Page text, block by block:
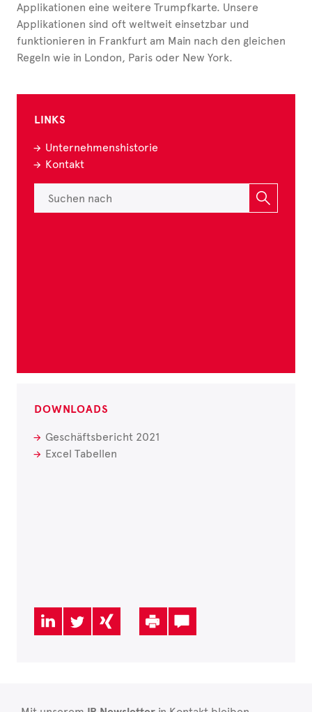
Applikationen eine weitere Trumpfkarte. Unsere
Applikationen sind oft weltweit einsetzbar und
funktionieren in Frankfurt am Main nach den gleichen
Regeln wie in London, Paris oder New York.
LINKS
Unternehmenshistorie
Kontakt
DOWNLOADS
Geschäftsbericht 2021
Excel Tabellen